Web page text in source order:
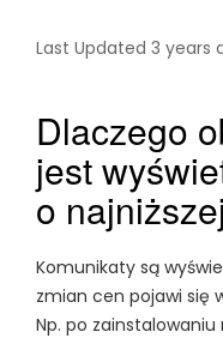
Last Updated 3 years
Dlaczego
jest
o
Komunikaty są
zmian cen pojawi się
Np. po